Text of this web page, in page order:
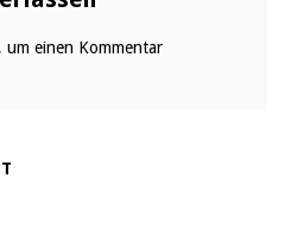
um einen Kommentar